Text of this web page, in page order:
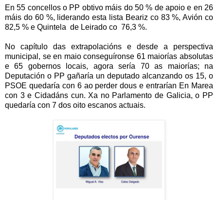
En 55 concellos o PP obtivo máis do 50 % de apoio e en 26
máis do 60 %, liderando esta lista Beariz co 83 %, Avión co
82,5 % e Quintela de Leirado co 76,3 %.
No capítulo das extrapolacións e desde a perspectiva
municipal, se en maio conseguíronse 61 maiorías absolutas
e 65 gobernos locais, agora sería 70 as maiorías; na
Deputación o PP gañaría un deputado alcanzando os 15, o
PSOE quedaría con 6 ao perder dous e entrarían En Marea
con 3 e Cidadáns cun. Xa no Parlamento de Galicia, o PP
quedaría con 7 dos oito escanos actuais.